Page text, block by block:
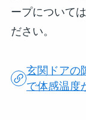
ープについて
ださい。
玄関ドアの
で体感温度